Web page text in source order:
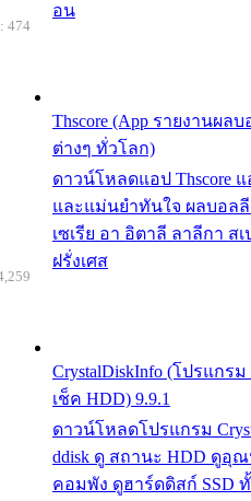
อน
Thscore (App รายงานผ
ต่างๆ ทั่วโลก)
ดาวน์โหลดแอป Thscore
และแม่นยำทันใจ ผลบอล
เซเรีย อา อิตาลี ลาลีกา ส
ฝรั่งเศส
474
CrystalDiskInfo (โปรแกรม
เช็ค HDD) 9.9.1
ดาวน์โหลดโปรแกรม
ddisk ดู สถานะ HDD ดูอุ
คอมพัง ดูฮาร์ดดิสก์ SSD ทั้